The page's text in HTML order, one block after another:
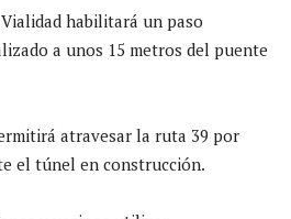
habilitará un paso
a unos 15 metros del puente
atravesar la ruta 39 por
el túnel en construcción.